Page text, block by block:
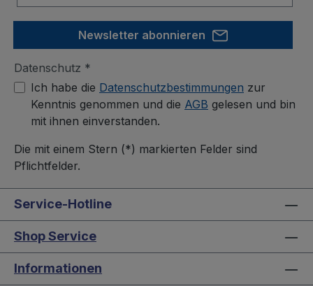
Newsletter abonnieren
Datenschutz *
Ich habe die Datenschutzbestimmungen zur
Kenntnis genommen und die AGB gelesen und bin
mit ihnen einverstanden.
Die mit einem Stern (*) markierten Felder sind
Pflichtfelder.
Service-Hotline
Shop Service
Informationen